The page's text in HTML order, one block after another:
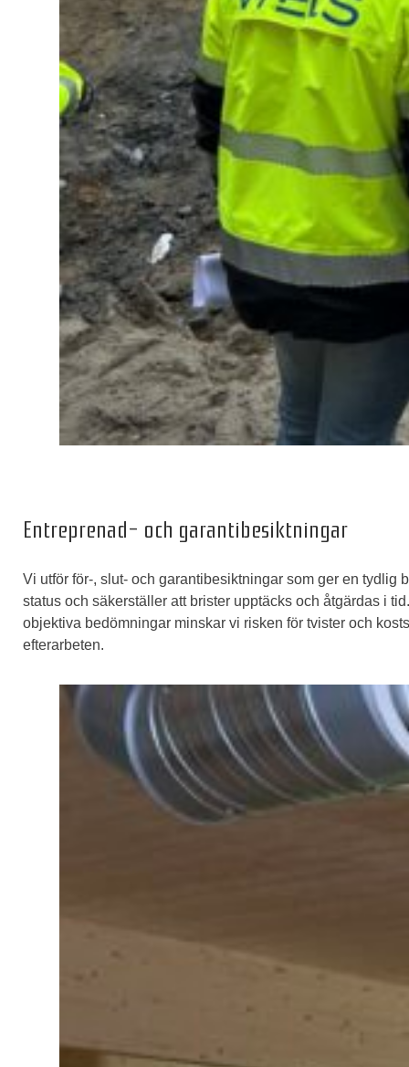
Entreprenad- och garantibesiktningar
Vi utför för-, slut- och garantibesiktningar som ger en tydlig
status och säkerställer att brister upptäcks och åtgärdas i
objektiva bedömningar minskar vi risken för tvister och
efterarbeten.